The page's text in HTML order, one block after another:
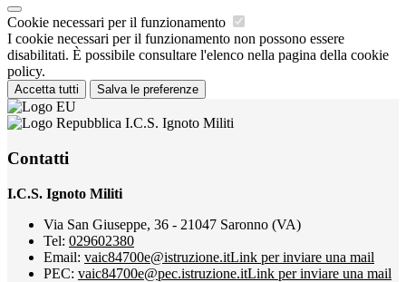
Cookie necessari per il funzionamento
I cookie necessari per il funzionamento non possono essere
disabilitati. È possibile consultare l'elenco nella pagina della cookie
policy.
Accetta tutti Salva le preferenze
I.C.S. Ignoto Militi
Contatti
I.C.S. Ignoto Militi
Via San Giuseppe, 36 - 21047 Saronno (VA)
Tel: 029602380
Email: vaic84700e@istruzione.itLink per inviare una mail
PEC: vaic84700e@pec.istruzione.itLink per inviare una mail